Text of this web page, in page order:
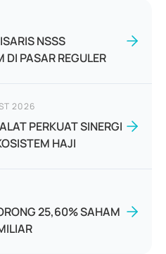
NSSS
DI PASAR REGULER
2026
PERKUAT SINERGI
HAJI
25,60% SAHAM